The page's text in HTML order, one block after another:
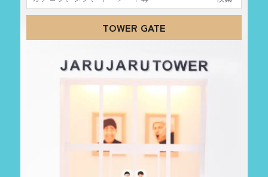
索:
TOWER GATE